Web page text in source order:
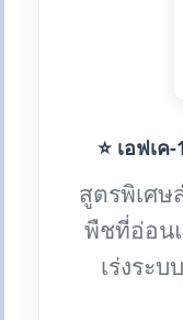
⭐ เอฟเ
สูตรพิเศษ
พืชที่อ่อน
เร่งระ